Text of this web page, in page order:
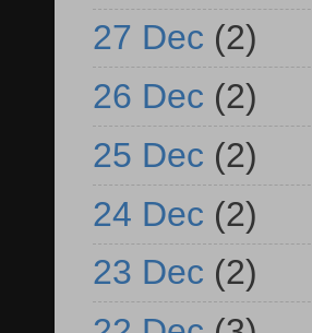
27 Dec (2)
26 Dec (2)
25 Dec (2)
24 Dec (2)
23 Dec (2)